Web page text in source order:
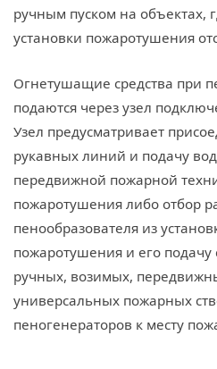
ручным пуском на объектах,
установки пожаротушения
Огнетушащие средства при
подаются через узел
Узел предусматривает
рукавных линий и подачу
передвижной пожарной
пожаротушения либо отбор
пенообразователя из
пожаротушения и его подачу
ручных, возимых,
универсальных пожарных
пеногенераторов к месту